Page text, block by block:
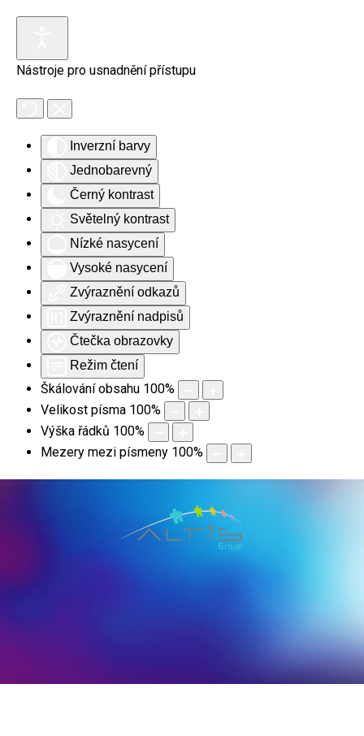
Nástroje pro usnadnění přístupu
Inverzní barvy
Jednobarevný
Černý kontrast
Světelný kontrast
Nízké nasycení
Vysoké nasycení
Zvýraznění odkazů
Zvýraznění nadpisů
Čtečka obrazovky
Režim čtení
Škálování obsahu 100%
Velikost písma 100%
Výška řádků 100%
Mezery mezi písmeny 100%